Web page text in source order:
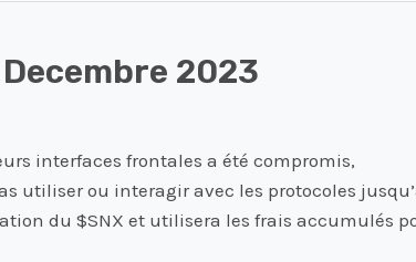
2023
interfaces frontales a été compromis,
utiliser ou interagir avec les protocoles
du $SNX et utilisera les frais accumulés